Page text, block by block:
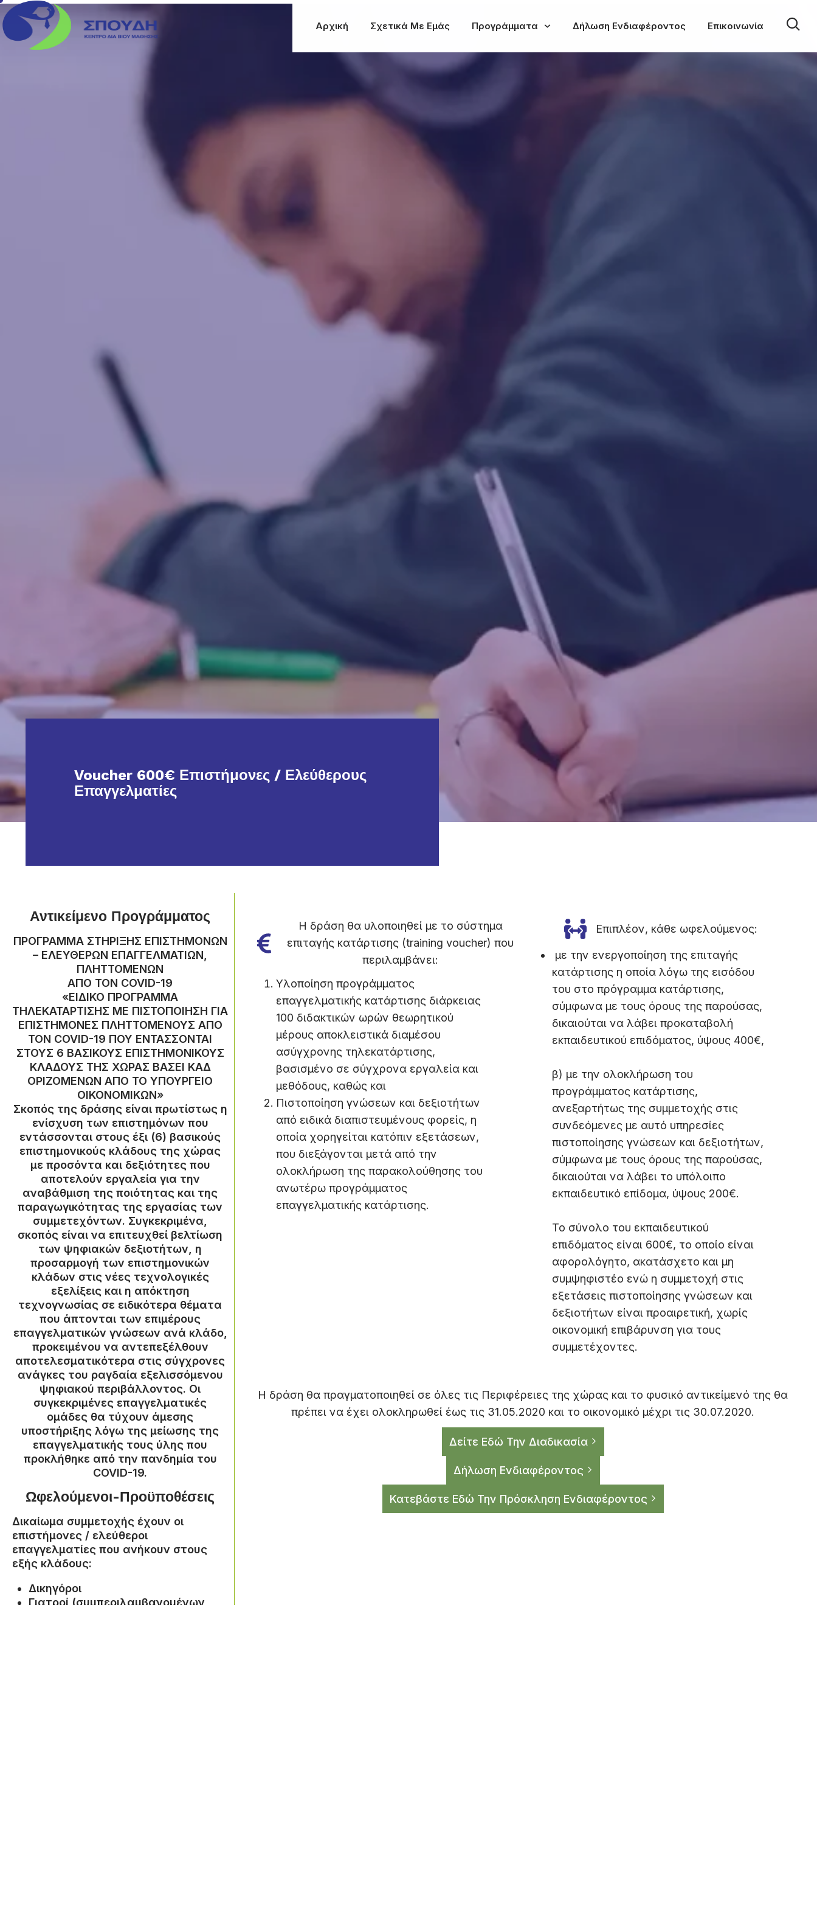
Αρχική Σχετικά Με Εμάς Προγράμματα Δήλωση Ενδιαφέροντος Επικοινωνία
Voucher 600€ Επιστήμονες / Ελεύθερους
Επαγγελματίες
Αντικείμενο Προγράμματος
ΠΡΟΓΡΑΜΜΑ ΣΤΗΡΙΞΗΣ ΕΠΙΣΤΗΜΟΝΩΝ
– ΕΛΕΥΘΕΡΩΝ ΕΠΑΓΓΕΛΜΑΤΙΩΝ,
ΠΛΗΤΤΟΜΕΝΩΝ
ΑΠΟ ΤΟΝ COVID-19
«ΕΙΔΙΚΟ ΠΡΟΓΡΑΜΜΑ
ΤΗΛΕΚΑΤΑΡΤΙΣΗΣ ΜΕ ΠΙΣΤΟΠΟΙΗΣΗ ΓΙΑ
ΕΠΙΣΤΗΜΟΝΕΣ ΠΛΗΤΤΟΜΕΝΟΥΣ ΑΠΟ
ΤΟΝ COVID-19 ΠΟΥ ΕΝΤΑΣΣΟΝΤΑΙ
ΣΤΟΥΣ 6 ΒΑΣΙΚΟΥΣ ΕΠΙΣΤΗΜΟΝΙΚΟΥΣ
ΚΛΑΔΟΥΣ ΤΗΣ ΧΩΡΑΣ ΒΑΣΕΙ ΚΑΔ
ΟΡΙΖΟΜΕΝΩΝ ΑΠΟ ΤΟ ΥΠΟΥΡΓΕΙΟ
ΟΙΚΟΝΟΜΙΚΩΝ»
Σκοπός της δράσης είναι πρωτίστως η
ενίσχυση των επιστημόνων που
εντάσσονται στους έξι (6) βασικούς
επιστημονικούς κλάδους της χώρας
με προσόντα και δεξιότητες που
αποτελούν εργαλεία για την
αναβάθμιση της ποιότητας και της
παραγωγικότητας της εργασίας των
συμμετεχόντων. Συγκεκριμένα,
σκοπός είναι να επιτευχθεί βελτίωση
των ψηφιακών δεξιοτήτων, η
προσαρμογή των επιστημονικών
κλάδων στις νέες τεχνολογικές
εξελίξεις και η απόκτηση
τεχνογνωσίας σε ειδικότερα θέματα
που άπτονται των επιμέρους
επαγγελματικών γνώσεων ανά κλάδο,
προκειμένου να αντεπεξέλθουν
αποτελεσματικότερα στις σύγχρονες
ανάγκες του ραγδαία εξελισσόμενου
ψηφιακού περιβάλλοντος. Οι
συγκεκριμένες επαγγελματικές
ομάδες θα τύχουν άμεσης
υποστήριξης λόγω της μείωσης της
επαγγελματικής τους ύλης που
προκλήθηκε από την πανδημία του
COVID-19.
Ωφελούμενοι-Προϋποθέσεις
Δικαίωμα συμμετοχής έχουν οι
επιστήμονες / ελεύθεροι
επαγγελματίες που ανήκουν στους
εξής κλάδους:
Δικηγόροι
Γιατροί (συμπεριλαμβανομένων
Η δράση θα υλοποιηθεί με το σύστημα
επιταγής κατάρτισης (training voucher) που
περιλαμβάνει:
Υλοποίηση προγράμματος
επαγγελματικής κατάρτισης διάρκειας
100 διδακτικών ωρών θεωρητικού
μέρους αποκλειστικά διαμέσου
ασύγχρονης τηλεκατάρτισης,
βασισμένο σε σύγχρονα εργαλεία και
μεθόδους, καθώς και
Πιστοποίηση γνώσεων και δεξιοτήτων
από ειδικά διαπιστευμένους φορείς, η
οποία χορηγείται κατόπιν εξετάσεων,
που διεξάγονται μετά από την
ολοκλήρωση της παρακολούθησης του
ανωτέρω προγράμματος
επαγγελματικής κατάρτισης.
Επιπλέον, κάθε ωφελούμενος:
με την ενεργοποίηση της επιταγής
κατάρτισης η οποία λόγω της εισόδου
του στο πρόγραμμα κατάρτισης,
σύμφωνα με τους όρους της παρούσας,
δικαιούται να λάβει προκαταβολή
εκπαιδευτικού επιδόματος, ύψους 400€,
β) με την ολοκλήρωση του
προγράμματος κατάρτισης,
ανεξαρτήτως της συμμετοχής στις
συνδεόμενες με αυτό υπηρεσίες
πιστοποίησης γνώσεων και δεξιοτήτων,
σύμφωνα με τους όρους της παρούσας,
δικαιούται να λάβει το υπόλοιπο
εκπαιδευτικό επίδομα, ύψους 200€.
Το σύνολο του εκπαιδευτικού
επιδόματος είναι 600€, το οποίο είναι
αφορολόγητο, ακατάσχετο και μη
συμψηφιστέο ενώ η συμμετοχή στις
εξετάσεις πιστοποίησης γνώσεων και
δεξιοτήτων είναι προαιρετική, χωρίς
οικονομική επιβάρυνση για τους
συμμετέχοντες.
Η δράση θα πραγματοποιηθεί σε όλες τις Περιφέρειες της χώρας και το φυσικό αντικείμενό της θα
πρέπει να έχει ολοκληρωθεί έως τις 31.05.2020 και το οικονομικό μέχρι τις 30.07.2020.
Δείτε Εδώ Την Διαδικασία
Δήλωση Ενδιαφέροντος
Κατεβάστε Εδώ Την Πρόσκληση Ενδιαφέροντος